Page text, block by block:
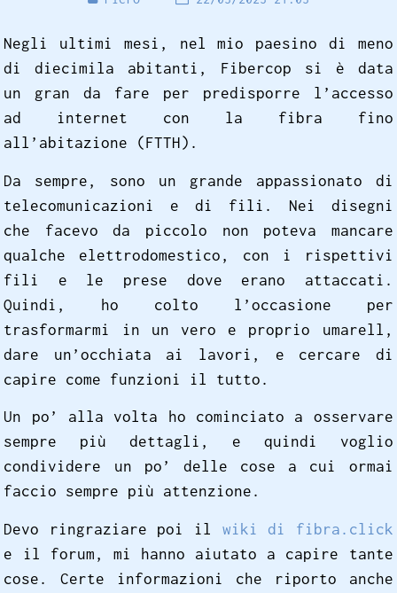
Negli ultimi mesi, nel mio paesino di meno
di diecimila abitanti, Fibercop si è data
un gran da fare per predisporre l’accesso
ad internet con la fibra fino
all’abitazione (FTTH).
Da sempre, sono un grande appassionato di
telecomunicazioni e di fili. Nei disegni
che facevo da piccolo non poteva mancare
qualche elettrodomestico, con i rispettivi
fili e le prese dove erano attaccati.
Quindi, ho colto l’occasione per
trasformarmi in un vero e proprio umarell,
dare un’occhiata ai lavori, e cercare di
capire come funzioni il tutto.
Un po’ alla volta ho cominciato a osservare
sempre più dettagli, e quindi voglio
condividere un po’ delle cose a cui ormai
faccio sempre più attenzione.
Devo ringraziare poi il wiki di fibra.click
e il forum, mi hanno aiutato a capire tante
cose. Certe informazioni che riporto anche